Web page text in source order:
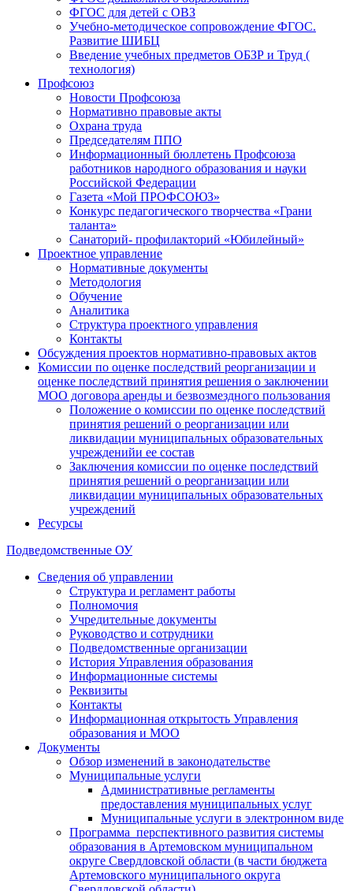
ФГОС для детей с ОВЗ
Учебно-методическое сопровождение ФГОС.
Развитие ШИБЦ
Введение учебных предметов ОБЗР и Труд (
технология)
Профсоюз
Новости Профсоюза
Нормативно правовые акты
Охрана труда
Председателям ППО
Информационный бюллетень Профсоюза
работников народного образования и науки
Российской Федерации
Газета «Мой ПРОФСОЮЗ»
Конкурс педагогического творчества «Грани
таланта»
Санаторий- профилакторий «Юбилейный»
Проектное управление
Нормативные документы
Методология
Обучение
Аналитика
Структура проектного управления
Контакты
Обсуждения проектов нормативно-правовых актов
Комиссии по оценке последствий реорганизации и
оценке последствий принятия решения о заключении
МОО договора аренды и безвозмездного пользования
Положение о комиссии по оценке последствий
принятия решений о реорганизации или
ликвидации муниципальных образовательных
учрежденийи ее состав
Заключения комиссии по оценке последствий
принятия решений о реорганизации или
ликвидации муниципальных образовательных
учреждений
Ресурсы
Подведомственные ОУ
Сведения об управлении
Структура и регламент работы
Полномочия
Учредительные документы
Руководство и сотрудники
Подведомственные организации
История Управления образования
Информационные системы
Реквизиты
Контакты
Информационная открытость Управления
образования и МОО
Документы
Обзор изменений в законодательстве
Муниципальные услуги
Административные регламенты
предоставления муниципальных услуг
Муниципальные услуги в электронном виде
Программа перспективного развития системы
образования в Артемовском муниципальном
округе Свердловской области (в части бюджета
Артемовского муниципального округа